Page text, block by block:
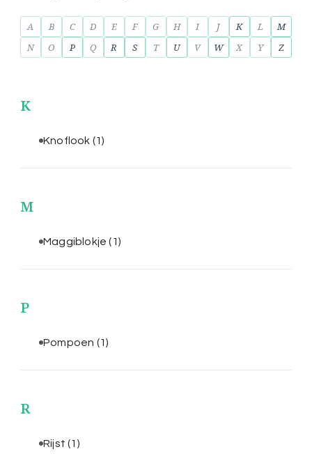
A B C D E F G H I J K L
M
N
O P Q R S T U V W X Y Z
K
Knoflook (1)
M
Maggiblokje(1)
P
Pompoen (1)
R
Rijst(1)